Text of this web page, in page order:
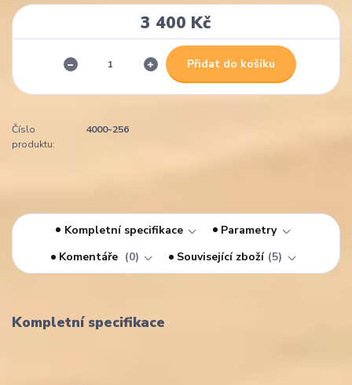
3 400 Kč
Přidat do košíku
Číslo
produktu:
4000-256
Kompletní specifikace
Parametry
Komentáře
0 Související zboží 5
Kompletní specifikace